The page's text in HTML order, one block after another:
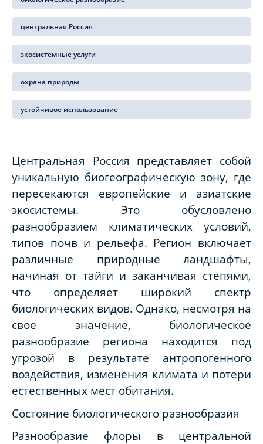
центральная Россия
экосистемные услуги
охрана природы
устойчивое использование
Центральная Россия представляет собой
уникальную биогеографическую зону, где
пересекаются европейские и азиатские
экосистемы. Это обусловлено
разнообразием климатических условий,
типов почв и рельефа. Регион включает
различные природные ландшафты,
начиная от тайги и заканчивая степями,
что определяет широкий спектр
биологических видов. Однако, несмотря на
свое значение, биологическое
разнообразие региона находится под
угрозой в результате антропогенного
воздействия, изменения климата и потери
естественных мест обитания.
Состояние биологического разнообразия
Разнообразие флоры в центральной